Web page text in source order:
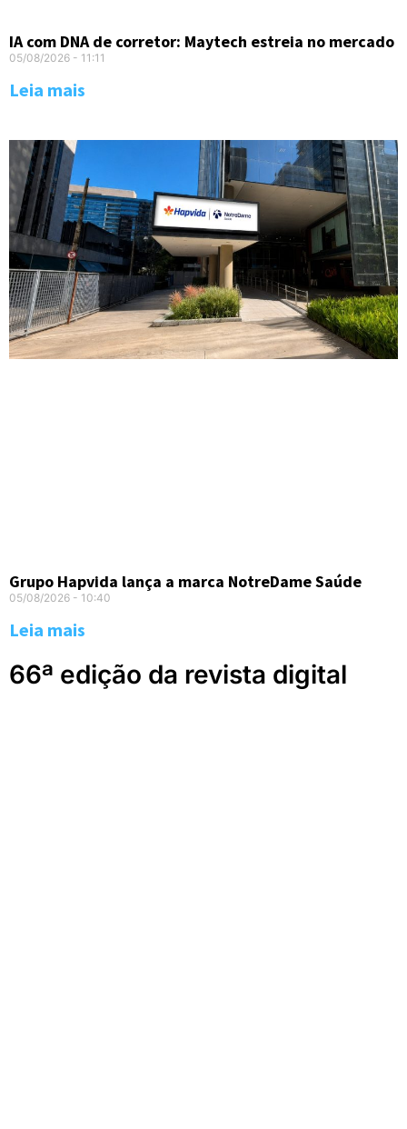
IA com DNA de corretor: Maytech estreia no mercado
05/08/2026 11:11
Leia mais
Grupo Hapvida lança a marca NotreDame Saúde
05/08/2026 10:40
Leia mais
66ª edição da revista digital